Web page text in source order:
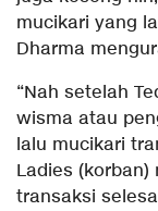
mucikari yang
Dharma
“Nah setelah
wisma atau
lalu mucikari
Ladies
transaksi